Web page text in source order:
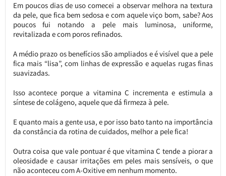
Em poucos dias de uso comecei a observar melhora na textura
da pele, que fica bem sedosa e com aquele viço bom, sabe? Aos
poucos fui notando a pele mais luminosa, uniforme,
revitalizada e com poros refinados.
A médio prazo os benefícios são ampliados e é visível que a pele
fica mais “lisa”, com linhas de expressão e aquelas rugas finas
suavizadas.
Isso acontece porque a vitamina C incrementa e estimula a
síntese de colágeno, aquele que dá firmeza à pele.
E quanto mais a gente usa, e por isso bato tanto na importância
da constância da rotina de cuidados, melhor a pele fica!
Outra coisa que vale pontuar é que vitamina C tende a piorar a
oleosidade e causar irritações em peles mais sensíveis, o que
não aconteceu com A-Oxitive em nenhum momento.